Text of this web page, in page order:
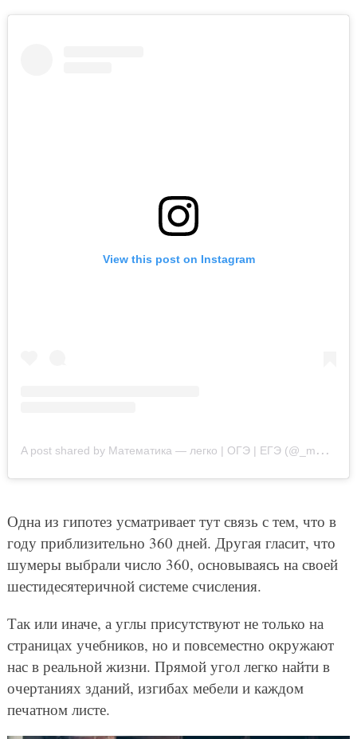
View this post on Instagram
A
post shared by Математика — легко | ОГЭ | ЕГЭ (@_math_is_easy_)
Одна из гипотез усматривает тут связь с тем, что в
году приблизительно 360 дней. Другая гласит, что
шумеры выбрали число 360, основываясь на своей
шестидесятеричной системе счисления.
Так или иначе, а углы присутствуют не только на
страницах учебников, но и повсеместно окружают
нас в реальной жизни. Прямой угол легко найти в
очертаниях зданий, изгибах мебели и каждом
печатном листе.